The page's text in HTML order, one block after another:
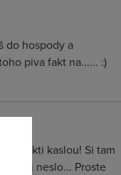
do hospody a
piva fakt na...... :)
ti kkti kaslou! Si tam
prej neslo... Proste